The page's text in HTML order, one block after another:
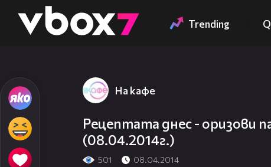
👾 Trending
На кафе
Рецептата днес - оризови
(08.04.2014г.)
501 08.04.2014